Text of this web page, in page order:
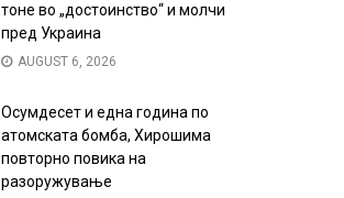
тоне во „достоинство“ и молчи
пред Украина
AUGUST 6, 2026
Осумдесет и една година по
атомската бомба, Хирошима
повторно повика на
разоружување